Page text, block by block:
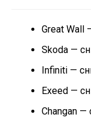
Great Wall
Skoda —
Infiniti —
Exeed —
Changan —